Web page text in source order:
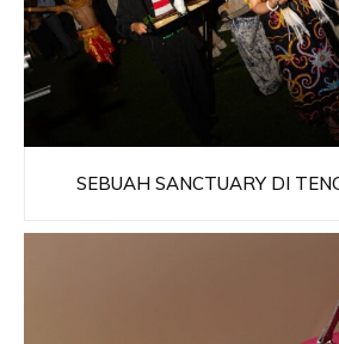
SEBUAH SANCTUARY DI